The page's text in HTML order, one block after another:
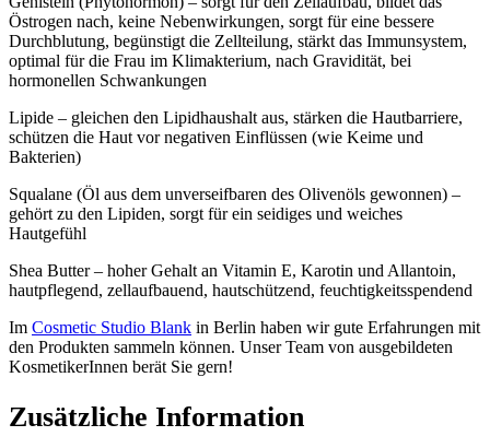
Östrogen nach, keine Nebenwirkungen, sorgt für eine bessere
Durchblutung, begünstigt die Zellteilung, stärkt das Immunsystem,
optimal für die Frau im Klimakterium, nach Gravidität, bei
hormonellen Schwankungen
Lipide – gleichen den Lipidhaushalt aus, stärken die Hautbarriere,
schützen die Haut vor negativen Einflüssen (wie Keime und
Bakterien)
Squalane (Öl aus dem unverseifbaren des Olivenöls gewonnen) –
gehört zu den Lipiden, sorgt für ein seidiges und weiches
Hautgefühl
Shea Butter – hoher Gehalt an Vitamin E, Karotin und Allantoin,
hautpflegend, zellaufbauend, hautschützend, feuchtigkeitsspendend
Im Cosmetic Studio Blank in Berlin haben wir gute Erfahrungen mit
den Produkten sammeln können. Unser Team von ausgebildeten
KosmetikerInnen berät Sie gern!
Zusätzliche Information